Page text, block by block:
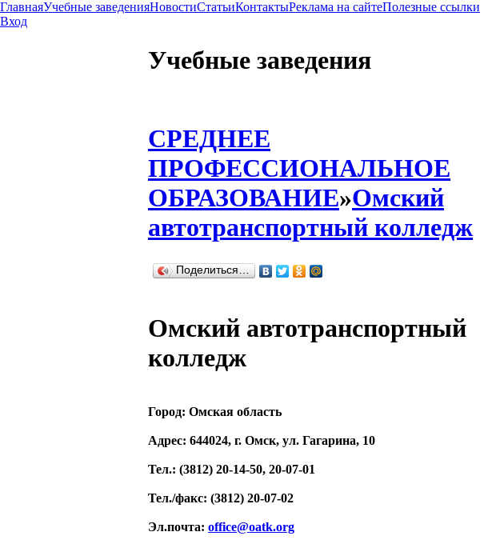
ГлавнаяУчебные заведенияНовостиСтатьиКонтактыРеклама на сайтеПолезные ссылки
Вход
Учебные заведения
СРЕДНЕЕ
ПРОФЕССИОНАЛЬНОЕ
ОБРАЗОВАНИЕ»Омский
автотранспортный колледж
Поделиться…
Омский автотранспортный
колледж
Город: Омская область
Адрес: 644024, г. Омск, ул. Гагарина, 10
Тел.: (3812) 20-14-50, 20-07-01
Тел./факс: (3812) 20-07-02
Эл.почта: office@oatk.org